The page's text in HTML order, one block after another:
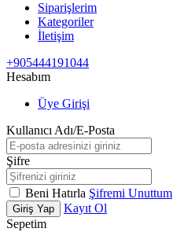
Siparişlerim
Kategoriler
İletişim
+905444191044
Hesabım
Üye Girişi
Kullanıcı Adı/E-Posta
Şifre
Beni Hatırla Şifremi Unuttum
Giriş Yap
Kayıt Ol
Sepetim